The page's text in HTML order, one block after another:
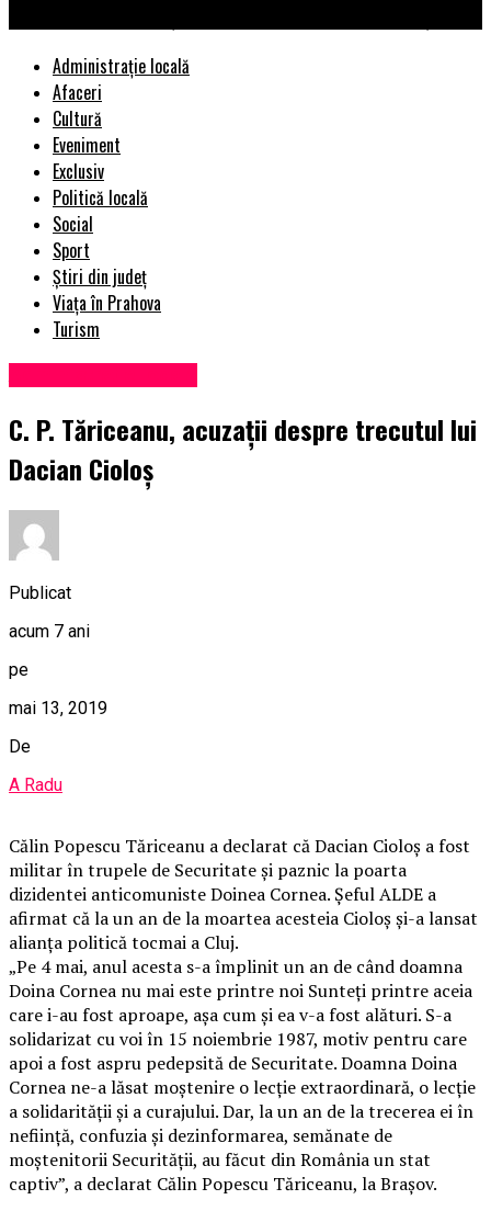
Administrație locală
Afaceri
Cultură
Eveniment
Exclusiv
Politică locală
Social
Sport
Știri din județ
Viața în Prahova
Turism
C. P. Tăriceanu, acuzaţii despre trecutul lui
Dacian Cioloş
Publicat
acum 7 ani
pe
mai 13, 2019
De
A Radu
Călin Popescu Tăriceanu a declarat că Dacian Cioloș a fost
militar în trupele de Securitate și paznic la poarta
dizidentei anticomuniste Doinea Cornea. Şeful ALDE a
afirmat că la un an de la moartea acesteia Cioloş și-a lansat
alianța politică tocmai a Cluj.
„Pe 4 mai, anul acesta s-a împlinit un an de când doamna
Doina Cornea nu mai este printre noi Sunteți printre aceia
care i-au fost aproape, așa cum și ea v-a fost alături. S-a
solidarizat cu voi în 15 noiembrie 1987, motiv pentru care
apoi a fost aspru pedepsită de Securitate. Doamna Doina
Cornea ne-a lăsat moștenire o lecție extraordinară, o lecție
a solidarității și a curajului. Dar, la un an de la trecerea ei în
neființă, confuzia și dezinformarea, semănate de
moștenitorii Securității, au făcut din România un stat
captiv”, a declarat Călin Popescu Tăriceanu, la Brașov.